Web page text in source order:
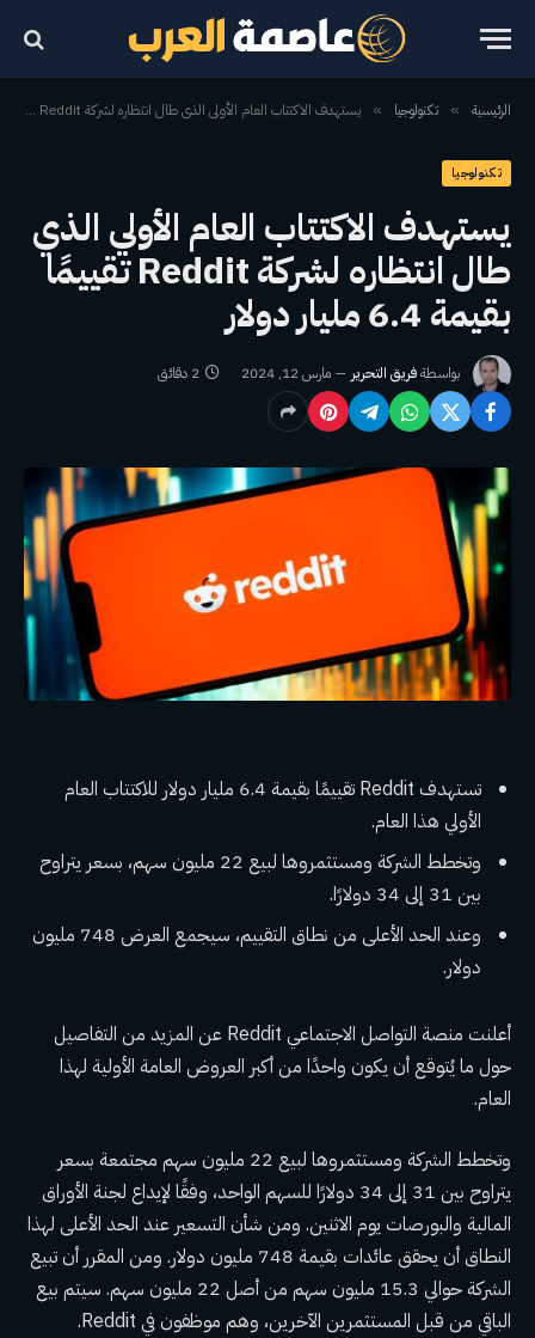
الرئيسية » تكنولوجيا » يستهدف الاكتتاب العام الأولي الذي طال انتظاره لشركة Reddit تقييمًا بقيمة 6.4 مليار دولار
تكنولوجيا
يستهدف الاكتتاب العام الأولي الذي
طال انتظاره لشركة Reddit تقييمًا
بقيمة 6.4 مليار دولار
بواسطةفريق التحرير مارس 12, 2024 2 دقائق
تستهدف Reddit تقييمًا بقيمة 6.4 مليار دولار للاكتتاب العام
الأولي هذا العام.
وتخطط الشركة ومستثمروها لبيع 22 مليون سهم، بسعر يتراوح
بين 31 إلى 34 دولارًا.
وعند الحد الأعلى من نطاق التقييم، سيجمع العرض 748 مليون
دولار.
أعلنت منصة التواصل الاجتماعي Reddit عن المزيد من التفاصيل
حول ما يُتوقع أن يكون واحدًا من أكبر العروض العامة الأولية لهذا
العام.
وتخطط الشركة ومستثمروها لبيع 22 مليون سهم مجتمعة بسعر
يتراوح بين 31 إلى 34 دولارًا للسهم الواحد، وفقًا لإيداع لجنة الأوراق
المالية والبورصات يوم الاثنين. ومن شأن التسعير عند الحد الأعلى لهذا
النطاق أن يحقق عائدات بقيمة 748 مليون دولار. ومن المقرر أن تبيع
الشركة حوالي 15.3 مليون سهم من أصل 22 مليون سهم. سيتم بيع
الباقي من قبل المستثمرين الآخرين، وهم موظفون في Reddit.